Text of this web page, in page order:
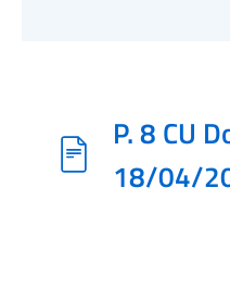
P. 8 CU
18/04/